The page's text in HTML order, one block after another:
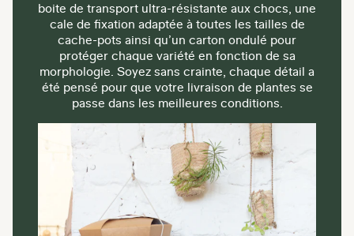
boite de transport ultra-résistante aux chocs, une
cale de fixation adaptée à toutes les tailles de
cache-pots ainsi qu’un carton ondulé pour
protéger chaque variété en fonction de sa
morphologie. Soyez sans crainte, chaque détail a
été pensé pour que votre livraison de plantes se
passe dans les meilleures conditions.